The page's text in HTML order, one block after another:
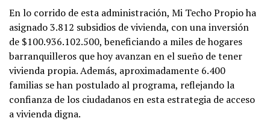
En lo corrido de esta administración, Mi Techo Propio ha
asignado 3.812 subsidios de vivienda, con una inversión
de $100.936.102.500, beneficiando a miles de hogares
barranquilleros que hoy avanzan en el sueño de tener
vivienda propia. Además, aproximadamente 6.400
familias se han postulado al programa, reflejando la
confianza de los ciudadanos en esta estrategia de acceso
a vivienda digna.